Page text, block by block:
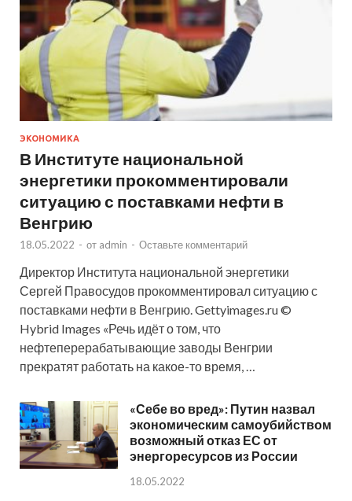
ЭКОНОМИКА
В Институте национальной
энергетики прокомментировали
ситуацию с поставками нефти в
Венгрию
18.05.2022 - от admin - Оставьте комментарий
Директор Института национальной энергетики
Сергей Правосудов прокомментировал ситуацию с
поставками нефти в Венгрию. Gettyimages.ru ©
Hybrid Images «Речь идёт о том, что
нефтеперерабатывающие заводы Венгрии
прекратят работать на какое-то время, …
«Себе во вред»: Путин назвал
экономическим самоубийством
возможный отказ ЕС от
энергоресурсов из России
18.05.2022